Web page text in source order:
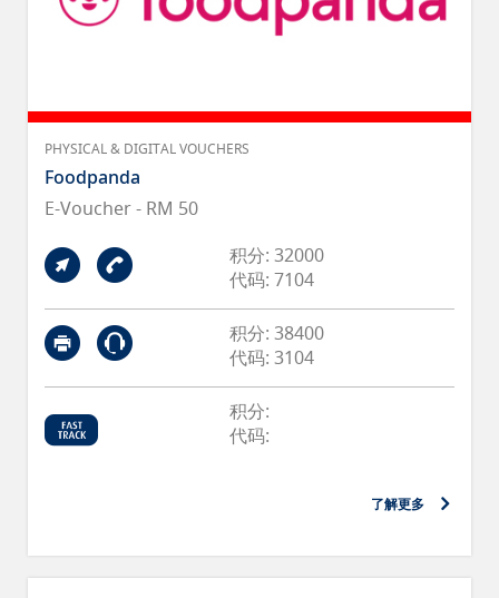
PHYSICAL & DIGITAL VOUCHERS
Foodpanda
E-Voucher - RM 50
积分: 32000
代码: 7104
积分: 38400
代码: 3104
积分:
代码:
了解更多